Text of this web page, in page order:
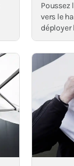
Poussez
vers le
déployer